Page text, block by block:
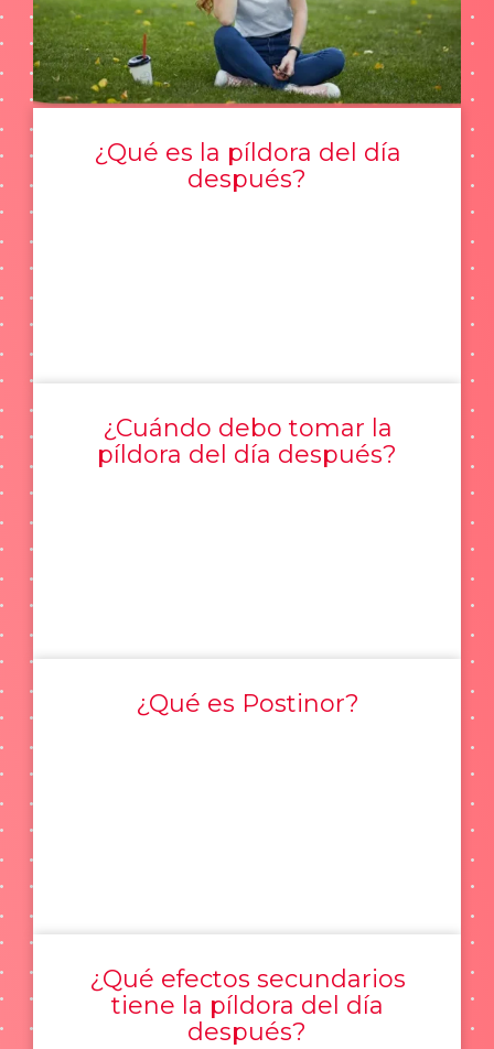
¿Qué es la píldora del día
después?
¿Cuándo debo tomar la
píldora del día después?
¿Qué es Postinor?
¿Qué efectos secundarios
tiene la píldora del día
después?